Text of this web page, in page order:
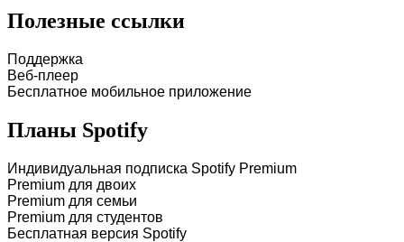
Полезные ссылки
Поддержка
Веб-плеер
Бесплатное мобильное приложение
Планы Spotify
Индивидуальная подписка Spotify Premium
Premium для двоих
Premium для семьи
Premium для студентов
Бесплатная версия Spotify